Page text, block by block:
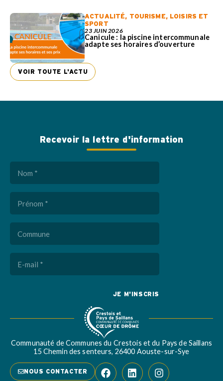
ACTUALITÉ, TOURISME, LOISIRS ET
SPORT
23 JUIN 2026
Canicule : la piscine intercommunale
adapte ses horaires d’ouverture
VOIR TOUTE L'ACTU
Recevoir la lettre d'information
Nom
(Nécessaire)
Prénom
(Nécessaire)
Commune
E-
mail
(Nécessaire)
Communauté de Communes du Crestois et du Pays de Saillans
15 Chemin des senteurs, 26400 Aouste-sur-Sye
NOUS CONTACTER